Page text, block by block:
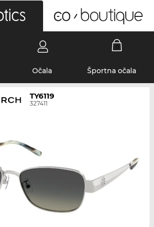
Očala Športna očala
TY6119
327411